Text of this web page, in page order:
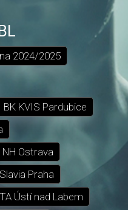
2024/2025
BK KVIS Pardubice
NH Ostrava
Praha
Ústí nad Labem